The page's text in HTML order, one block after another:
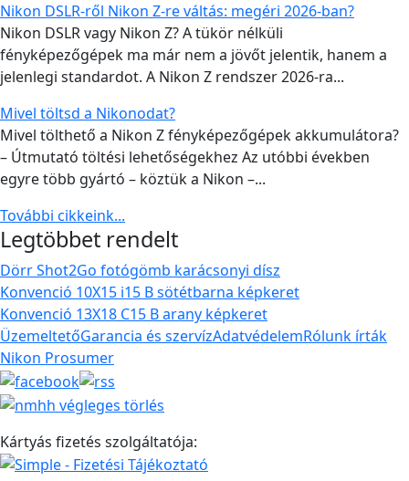
Nikon DSLR-ről Nikon Z-re váltás: megéri 2026-ban?
Nikon DSLR vagy Nikon Z? A tükör nélküli
fényképezőgépek ma már nem a jövőt jelentik, hanem a
jelenlegi standardot. A Nikon Z rendszer 2026-ra...
Mivel töltsd a Nikonodat?
Mivel tölthető a Nikon Z fényképezőgépek akkumulátora?
– Útmutató töltési lehetőségekhez Az utóbbi években
egyre több gyártó – köztük a Nikon –...
További cikkeink...
Legtöbbet rendelt
Dörr Shot2Go fotógömb karácsonyi dísz
Konvenció 10X15 i15 B sötétbarna képkeret
Konvenció 13X18 C15 B arany képkeret
ÜzemeltetőGarancia és szervízAdatvédelemRólunk írták
Nikon Prosumer
Kártyás fizetés szolgáltatója: